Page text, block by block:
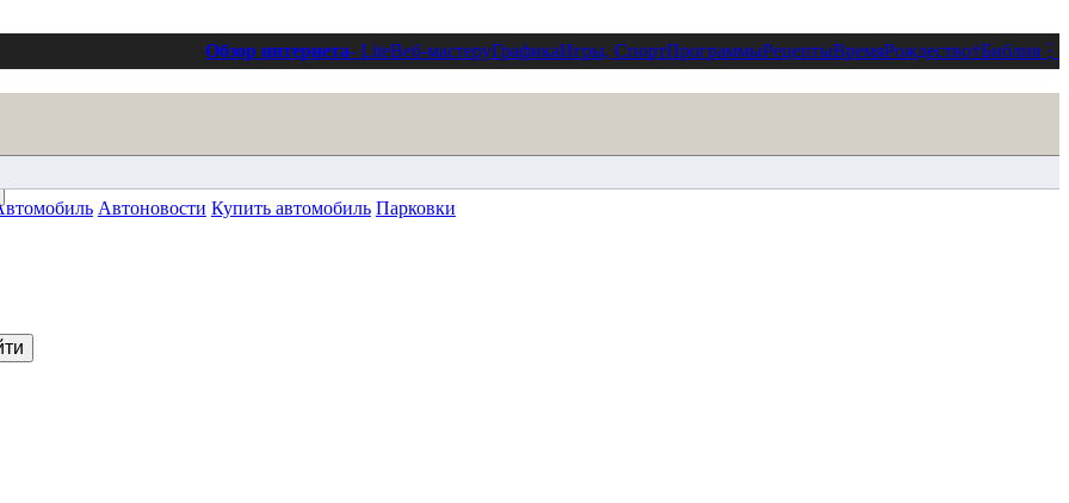
Обзор интернета- LiteВеб-мастеруГрафикаИгры, СпортПрограммыРецептыВремяРождество†Библия ⋮
Автоновости Купить автомобиль Парковки